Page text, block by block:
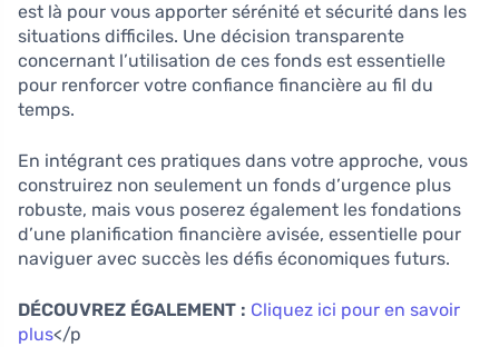
est là pour vous apporter sérénité et sécurité dans les
situations difficiles. Une décision transparente
concernant l’utilisation de ces fonds est essentielle
pour renforcer votre confiance financière au fil du
temps.
En intégrant ces pratiques dans votre approche, vous
construirez non seulement un fonds d’urgence plus
robuste, mais vous poserez également les fondations
d’une planification financière avisée, essentielle pour
naviguer avec succès les défis économiques futurs.
DÉCOUVREZ ÉGALEMENT : Cliquez ici pour en savoir
plus</p